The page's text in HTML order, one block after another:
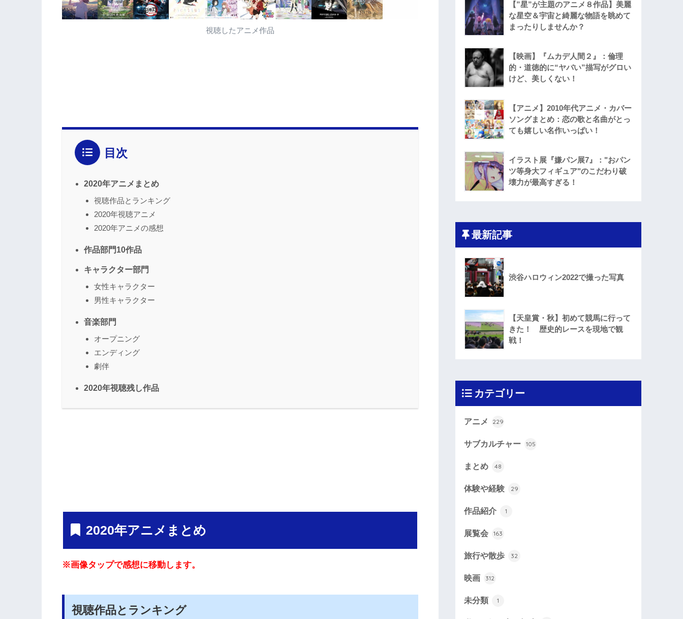
視聴したアニメ作品
目次
2020年アニメまとめ
視聴作品とランキング
2020年視聴アニメ
2020年アニメの感想
作品部門10作品
キャラクター部門
女性キャラクター
男性キャラクター
音楽部門
オープニング
エンディング
劇伴
2020年視聴残し作品
2020年アニメまとめ
※画像タップで感想に移動します。
視聴作品とランキング
【”星”が主題のアニメ８作品】美麗
な星空＆宇宙と綺麗な物語を眺めて
まったりしませんか？
【映画】『ムカデ人間２』：倫理
的・道徳的に“ヤバい”描写がグロい
けど、美しくない！
【アニメ】2010年代アニメ・カバー
ソングまとめ：恋の歌と名曲がとっ
ても嬉しい名作いっぱい！
イラスト展『嫌パン展7』："おパン
ツ等身大フィギュア"のこだわり破
壊力が最高すぎる！
最新記事
渋谷ハロウィン2022で撮った写真
【天皇賞・秋】初めて競馬に行って
きた！ 歴史的レースを現地で観
戦！
カテゴリー
アニメ 229
サブカルチャー 105
まとめ 48
体験や経験 29
作品紹介 1
展覧会 163
旅行や散歩 32
映画 312
未分類 1